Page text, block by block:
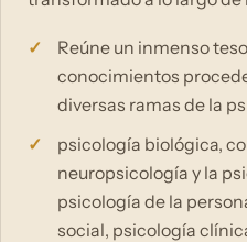
Reúne un inmenso
conocimientos
diversas ramas de la
psicología biológica,
neuropsicología y la
psicología de la
social, psicología